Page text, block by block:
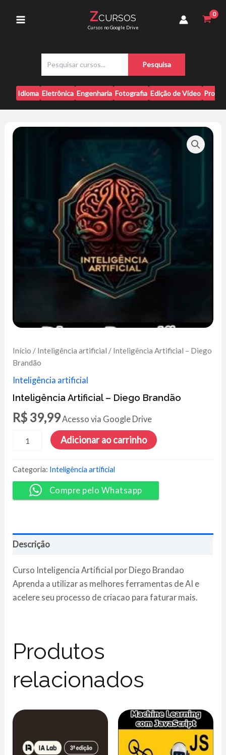
Menu
ZCURSOS
Cursos no Google Drive
s
q
u
i
a
r
Pesquisa
Idioma Eletrônica Engenharia Fotografia Edição de Vídeo
Início / Inteligência artificial / Inteligência Artificial – Diego
Brandão
Inteligência artificial
Inteligência Artificial – Diego Brandão
R$ 39,99Acesso via Google Drive
Artificial
Diego
Brandão
quantidade
Adicionar ao carrinho
Categoria: Inteligência artificial
Compre pelo Whatsapp
Descrição
Curso Inteligencia Artificial por Diego Brandao
Aprenda a utilizar as melhores ferramentas de AI e
acelere seu processo de criacao para faturar mais.
Produtos
relacionados
Brandão